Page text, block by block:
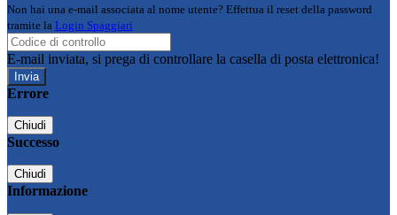
Non hai una e-mail associata al nome utente? Effettua il reset della password
tramite la Login Spaggiari
E-mail inviata, si prega di controllare la casella di posta elettronica!
Errore
Chiudi
Successo
Chiudi
Informazione